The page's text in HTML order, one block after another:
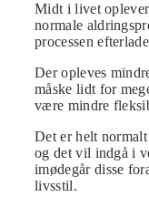
Midt i livet oplever
normale
processen
Der opleves
måske lidt for
være mindre
Det er helt
og det vil indgå i
imødegår disse
livsstil.